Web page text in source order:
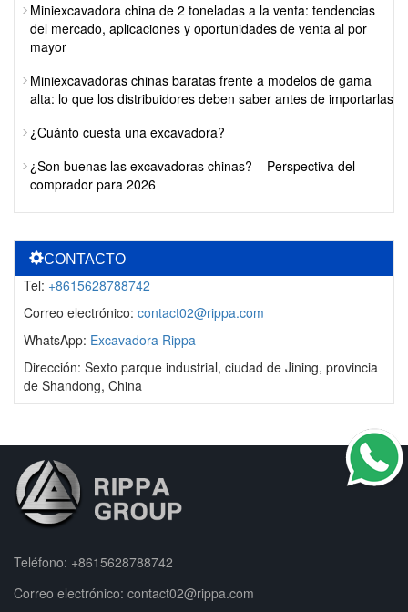
Miniexcavadora china de 2 toneladas a la venta: tendencias
del mercado, aplicaciones y oportunidades de venta al por
mayor
Miniexcavadoras chinas baratas frente a modelos de gama
alta: lo que los distribuidores deben saber antes de importarlas
¿Cuánto cuesta una excavadora?
¿Son buenas las excavadoras chinas? – Perspectiva del
comprador para 2026
CONTACTO
Tel: +8615628788742
Correo electrónico: contact02@rippa.com
WhatsApp: Excavadora Rippa
Dirección: Sexto parque industrial, ciudad de Jining, provincia
de Shandong, China
Teléfono: +8615628788742
Correo electrónico: contact02@rippa.com